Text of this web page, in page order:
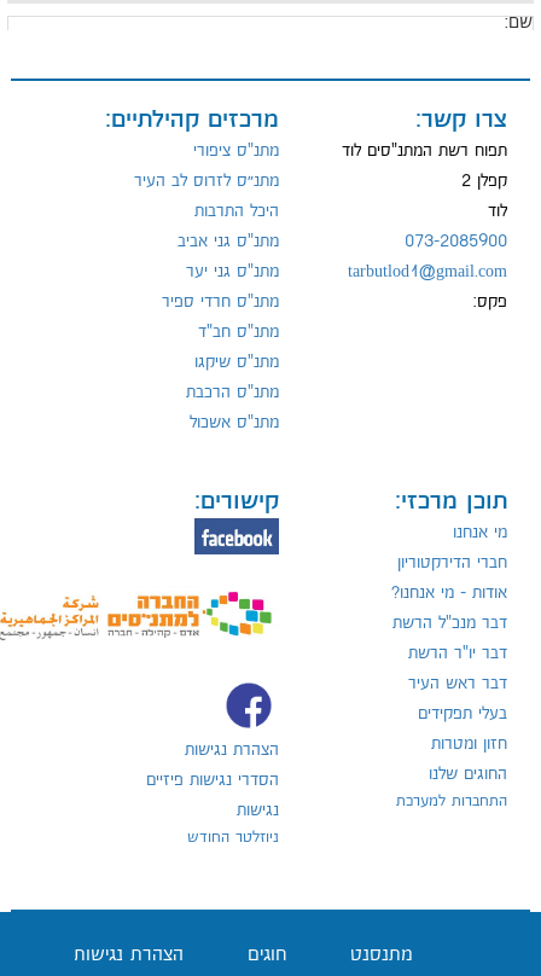
צרו קשר:
תפוח רשת המתנ"סים לוד
קפלן 2
לוד
073-2085900
tarbutlod1@gmail.com
פקס:
מרכזים קהילתיים:
מתנ"ס ציפורי
מתנ״ס לזרוס לב העיר
היכל התרבות
מתנ"ס גני אביב
מתנ"ס גני יער
מתנ"ס חרדי ספיר
מתנ"ס חב"ד
מתנ"ס שיקגו
מתנ"ס הרכבת
מתנ"ס אשכול
תוכן מרכזי:
מי אנחנו
חברי הדירקטוריון
אודות - מי אנחנו?
דבר מנכ"ל הרשת
דבר יו"ר הרשת
דבר ראש העיר
בעלי תפקידים
חזון ומטרות
החוגים שלנו
התחברות למערכת
קישורים:
הצהרת נגישות
הסדרי נגישות פיזיים
נגישות
ניוזלטר החודש
מתנסנט חוגים הצהרת נגישות